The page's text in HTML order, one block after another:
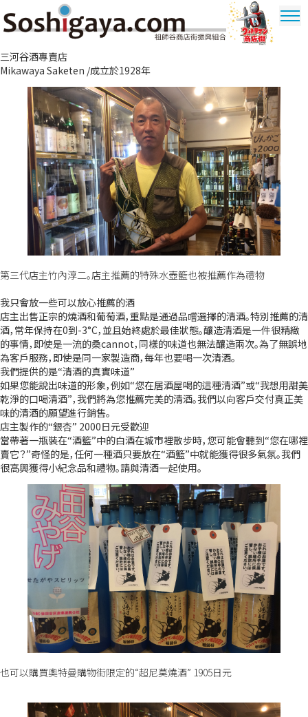
祖師谷商店街
三河谷酒專賣店
Mikawaya Saketen /成立於1928年
第三代店主竹內淳二。店主推薦的特殊水壺籃也被推薦作為禮物
我只會放一些可以放心推薦的酒
店主出售正宗的燒酒和葡萄酒，重點是通過品嚐選擇的清酒。特別推薦的清
酒，常年保持在0到-3°C，並且始終處於最佳狀態。釀造清酒是一件很精緻
的事情，即使是一流的桑cannot，同樣的味道也無法釀造兩次。為了無誤地
為客戶服務，即使是同一家製造商，每年也要喝一次清酒。
我們提供的是“清酒的真實味道”
如果您能說出味道的形象，例如“您在居酒屋喝的這種清酒”或“我想用甜美
乾淨的口喝清酒”，我們將為您推薦完美的清酒。我們以向客戶交付真正美
味的清酒的願望進行銷售。
店主製作的“銀杏” 2000日元受歡迎
當帶著一瓶裝在“酒籃”中的白酒在城市裡散步時，您可能會聽到“您在哪裡
賣它？”奇怪的是，任何一種酒只要放在“酒籃”中就能獲得很多氣氛。我們
很高興獲得小紀念品和禮物。請與清酒一起使用。
也可以購買奧特曼購物街限定的“超尼莫燒酒” 1905日元